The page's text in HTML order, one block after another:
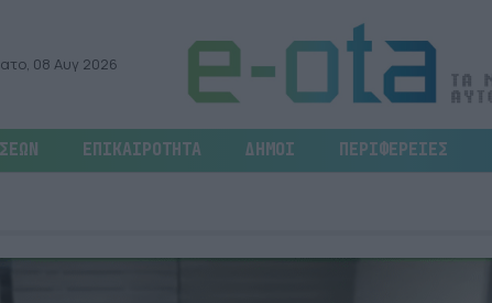
08 Αυγ 2026
ΕΠΙΚΑΙΡΟΤΗΤΑ ΔΗΜΟΙ ΠΕΡΙΦΕΡΕΙΕΣ